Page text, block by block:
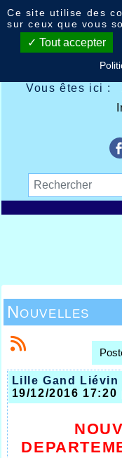
Vous êtes ici :
Nouvelles
Lille Gand
19/12/2016 17:20
Ce site utilise des
sur ceux que vous
Tout accepter